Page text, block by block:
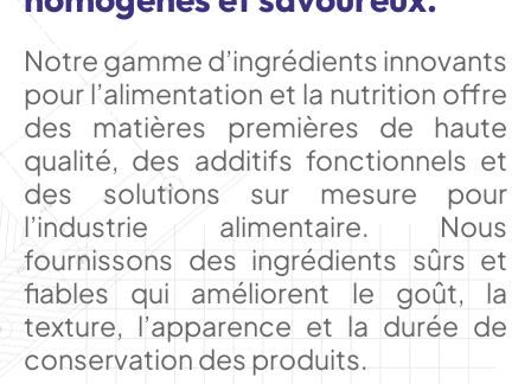
Notre gamme d’ingrédients innovants
pour l’alimentation et la nutrition offre
des matières premières de haute
qualité, des additifs fonctionnels et
des solutions sur mesure pour
l’industrie alimentaire. Nous
fournissons des ingrédients sûrs et
fiables qui améliorent le goût, la
texture, l’apparence et la durée de
conservation des produits.